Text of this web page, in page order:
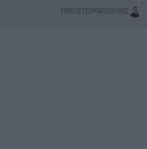
ΓΙΏΡΓΟΣ ΓΕΩΡΓΑΚΌΠΟΥΛΟΣ